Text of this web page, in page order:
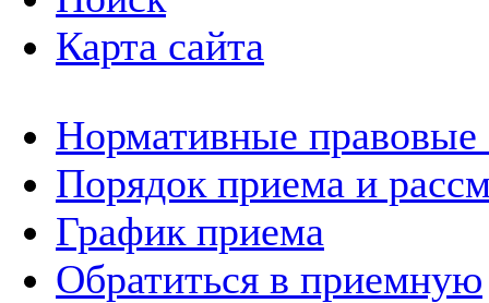
Карта сайта
Нормативные правовые
Порядок приема и
График приема
Обратиться в приемную